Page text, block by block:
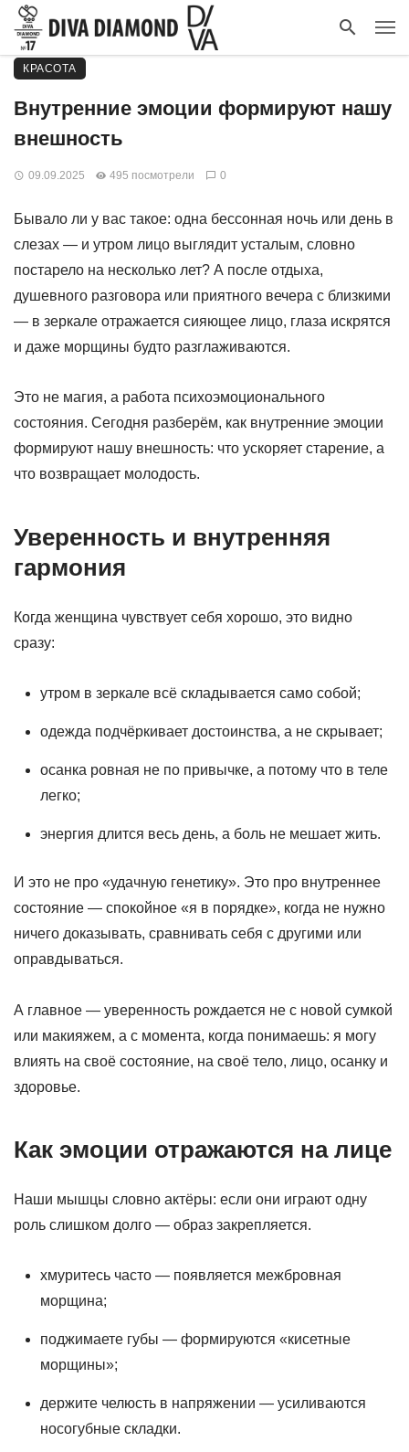
КРАСОТА
Внутренние эмоции формируют нашу
внешность
09.09.2025 495 посмотрели 0
Бывало ли у вас такое: одна бессонная ночь или день в
слезах — и утром лицо выглядит усталым, словно
постарело на несколько лет? А после отдыха,
душевного разговора или приятного вечера с близкими
— в зеркале отражается сияющее лицо, глаза искрятся
и даже морщины будто разглаживаются.
Это не магия, а работа психоэмоционального
состояния. Сегодня разберём, как внутренние эмоции
формируют нашу внешность: что ускоряет старение, а
что возвращает молодость.
Уверенность и внутренняя
гармония
Когда женщина чувствует себя хорошо, это видно
сразу:
утром в зеркале всё складывается само собой;
одежда подчёркивает достоинства, а не скрывает;
осанка ровная не по привычке, а потому что в теле
легко;
энергия длится весь день, а боль не мешает жить.
И это не про «удачную генетику». Это про внутреннее
состояние — спокойное «я в порядке», когда не нужно
ничего доказывать, сравнивать себя с другими или
оправдываться.
А главное — уверенность рождается не с новой сумкой
или макияжем, а с момента, когда понимаешь: я могу
влиять на своё состояние, на своё тело, лицо, осанку и
здоровье.
Как эмоции отражаются на лице
Наши мышцы словно актёры: если они играют одну
роль слишком долго — образ закрепляется.
хмуритесь часто — появляется межбровная
морщина;
поджимаете губы — формируются «кисетные
морщины»;
держите челюсть в напряжении — усиливаются
носогубные складки.